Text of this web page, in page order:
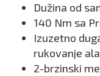
Dužina od
140 Nm sa
Izuzetno
rukovanje
2-brzinski